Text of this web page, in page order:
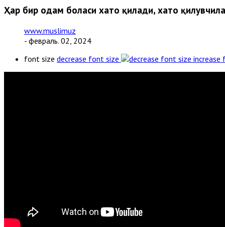
Ҳар бир одам боласи хато қилади, хато
www.muslimuz
- февраль. 02, 2024
font size decrease font size increase